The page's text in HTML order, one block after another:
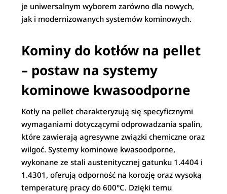
je uniwersalnym wyborem zarówno dla nowych,
jak i modernizowanych systemów kominowych.
Kominy do kotłów na pellet
– postaw na systemy
kominowe kwasoodporne
Kotły na pellet charakteryzują się specyficznymi
wymaganiami dotyczącymi odprowadzania spalin,
które zawierają agresywne związki chemiczne oraz
wilgoć. Systemy kominowe kwasoodporne,
wykonane ze stali austenitycznej gatunku 1.4404 i
1.4301, oferują odporność na korozję oraz wysoką
temperaturę pracy do 600°C. Dzięki temu